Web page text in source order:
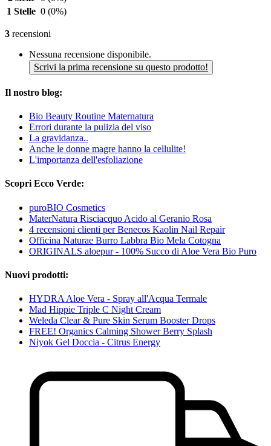
1 Stelle 0 (0%)
3 recensioni
Nessuna recensione disponibile.
Scrivi la prima recensione su questo prodotto!
Il nostro blog:
Bio Beauty Routine Maternatura
Errori durante la pulizia del viso
La gravidanza..
Anche le donne magre hanno la cellulite!
L'importanza dell'esfoliazione
Scopri Ecco Verde:
puroBIO Cosmetics
MaterNatura Risciacquo Acido al Geranio Rosa
4 recensioni clienti per Benecos Kaolin Nail Repair
Officina Naturae Burro Labbra Bio Mela Cotogna
ORIGINALS aloepur - 100% Succo di Aloe Vera Bio Puro
Nuovi prodotti:
HYDRA Aloe Vera - Spray all'Acqua Termale
Mad Hippie Triple C Night Cream
Weleda Clear & Pure Skin Serum Booster Drops
FREE! Organics Calming Shower Berry Splash
Niyok Gel Doccia - Citrus Energy